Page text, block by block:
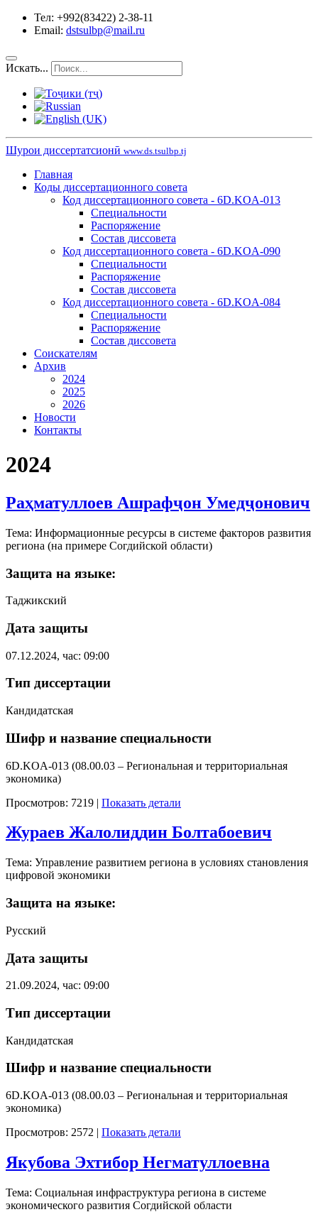
Тел: +992(83422) 2-38-11
Email: dstsulbp@mail.ru
Искать...
Шурои диссертатсионӣ www.ds.tsulbp.tj
Главная
Коды диссертационного совета
Код диссертационного совета - 6D.KOA-013
Специальности
Распоряжение
Состав диссовета
Код диссертационного совета - 6D.KOA-090
Специальности
Распоряжение
Состав диссовета
Код диссертационного совета - 6D.KOA-084
Специальности
Распоряжение
Состав диссовета
Соискателям
Архив
2024
2025
2026
Новости
Контакты
2024
Раҳматуллоев Ашрафҷон Умедҷонович
Тема: Информационные ресурсы в системе факторов развития
региона (на примере Согдийской области)
Защита на языке:
Таджикский
Дата защиты
07.12.2024, час: 09:00
Тип диссертации
Кандидатская
Шифр и название специальности
6D.KOA-013 (08.00.03 – Региональная и территориальная
экономика)
Просмотров: 7219 | Показать детали
Жураев Жалолиддин Болтабоевич
Тема: Управление развитием региона в условиях становления
цифровой экономики
Защита на языке:
Русский
Дата защиты
21.09.2024, час: 09:00
Тип диссертации
Кандидатская
Шифр и название специальности
6D.KOA-013 (08.00.03 – Региональная и территориальная
экономика)
Просмотров: 2572 | Показать детали
Якубова Эхтибор Негматуллоевна
Тема: Социальная инфраструктура региона в системе
экономического развития Согдийской области